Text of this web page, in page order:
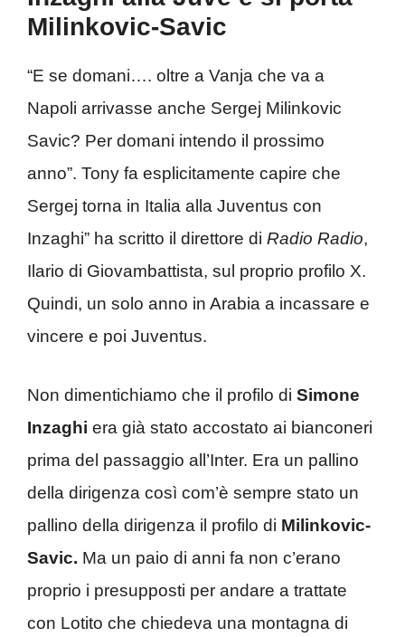
Milinkovic-Savic
“E se domani…. oltre a Vanja che va a
Napoli arrivasse anche Sergej Milinkovic
Savic? Per domani intendo il prossimo
anno”. Tony fa esplicitamente capire che
Sergej torna in Italia alla Juventus con
Inzaghi” ha scritto il direttore di Radio Radio,
Ilario di Giovambattista, sul proprio profilo X.
Quindi, un solo anno in Arabia a incassare e
vincere e poi Juventus.
Non dimentichiamo che il profilo di Simone
Inzaghi era già stato accostato ai bianconeri
prima del passaggio all’Inter. Era un pallino
della dirigenza così com’è sempre stato un
pallino della dirigenza il profilo di Milinkovic-
Savic. Ma un paio di anni fa non c’erano
proprio i presupposti per andare a trattate
con Lotito che chiedeva una montagna di